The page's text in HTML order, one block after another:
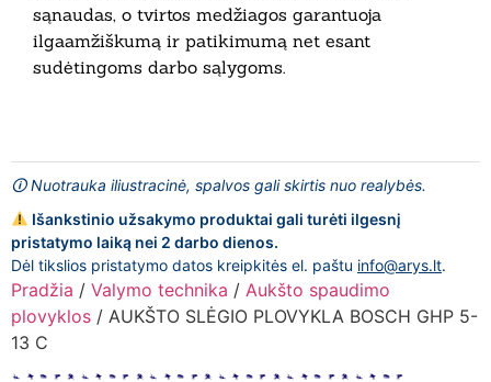
sąnaudas, o tvirtos medžiagos garantuoja
ilgaamžiškumą ir patikimumą net esant
sudėtingoms darbo sąlygoms.
🛈 Nuotrauka iliustracinė, spalvos gali skirtis nuo realybės.
Išankstinio užsakymo produktai gali turėti ilgesnį
pristatymo laiką nei 2 darbo dienos.
Dėl tikslios pristatymo datos kreipkitės el. paštu info@arys.lt.
Pradžia / Valymo technika / Aukšto spaudimo
plovyklos / AUKŠTO SLĖGIO PLOVYKLA BOSCH GHP 5-
13 C